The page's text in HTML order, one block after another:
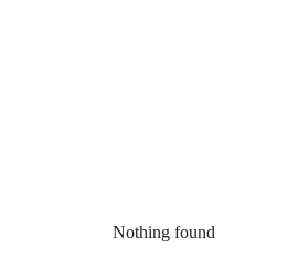
Nothing found